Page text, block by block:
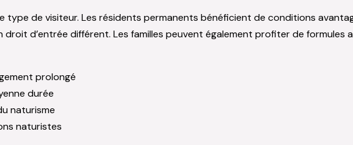
type de visiteur. Les résidents permanents bénéficient de conditions
droit d’entrée différent. Les familles peuvent également profiter de
prolongé
durée
naturisme
naturistes